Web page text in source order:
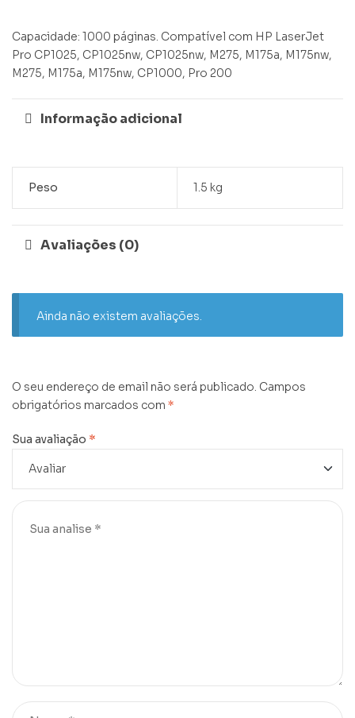
Capacidade: 1000 páginas. Compatível com HP LaserJet
Pro CP1025, CP1025nw, CP1025nw, M275, M175a, M175nw,
M275, M175a, M175nw, CP1000, Pro 200
Informação adicional
Peso 1.5 kg
Avaliações (0)
Ainda não existem avaliações.
O seu endereço de email não será publicado. Campos
obrigatórios marcados com *
Sua avaliação *